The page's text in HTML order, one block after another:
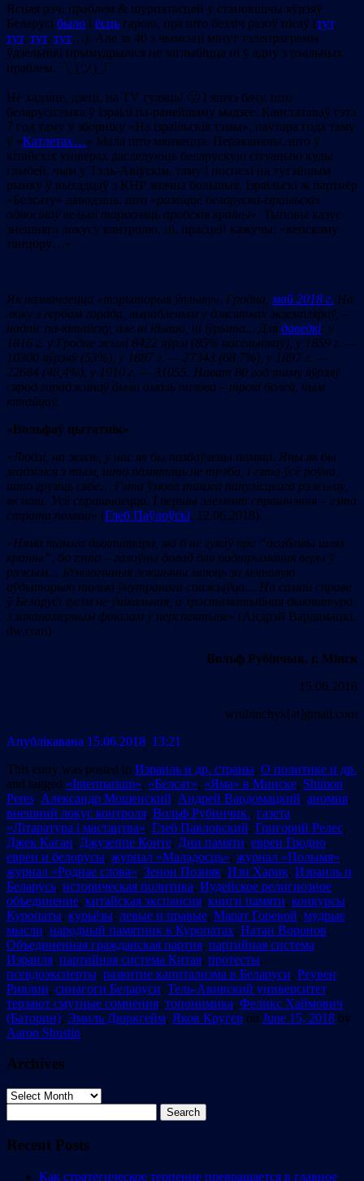
Ясная рэч, праблем & шурпатасцей у становішчы яўрэяў
Беларусі было і ёсць гарою, пра што безліч разоў пісаў (тут,
тут, тут, тут…). Але за 40 з чымсьці мінут тэлепраграмы
ўдзельнікі прымудрыліся не заглыбіцца ні ў адну з рэальных
праблем. ¯\_(ツ)_/¯
Не хадзіце, дзеці, на ТV гуляць! 🙂 І яшчэ бачу, што
беларусістыка ў Ізраілі па-ранейшаму мадзее. Канстатаваў гэта
7 год таму ў зборніку «На ізраільскія тэмы», паўтара года таму
ў «Катлетах…» Мала што мяняецца. Перакананы, што ў
кітайскіх універах даследуюць беларускую сітуацыю куды
глыбей, чым у Тэль-Авіўскім, таму і поспехі на тутэйшым
рынку ў выхадцаў з КНР значна большыя. Ізраільскі ж партнёр
«Белсату» даводзіць, што «развіццё беларуска-ізраільскіх
адносінаў вельмі тармозяць арабскія краіны». Тыповы казус
знешняга локусу кантролю, ці, прасцей кажучы: «кепскаму
танцору…»
Як пазначаецца «тэрыторыя ўплыву». Гродна, май 2018 г. На
люку з гербам горада вырабленым у дзясятках экземпляраў, –
надпіс па-кітайску, але ні ідыша, ні іўрыта... Для даведкі: у
1816 г. у Гродне жылі 8422 яўрэі (85% насельнікаў), у 1859 г. —
10300 яўрэяў (53%), у 1887 г. — 27343 (68,7%), у 1897 г. —
22684 (48,4%), у 1910 г. — 31055. Нават 80 год таму яўрэяў
сярод гараджанаў была амаль палова – трохі болей, чым
кітайцаў.
«Вольфаў цытатнік»
«Людзі , на жаль, у нас як бы пазбаўлены памяці. Яны як бы
згадзіліся з тым, што памятаць не трэба, і гэта ўсё роўна,
што грузіць сябе… Гэта ўмова такога папулісцкага рэжыму,
як наш. Усё спрашчаецца. І першы элемент спрашчэння – гэта
страта памяці» (Глеб Паўлоўскі, 12.06.2018).
«Няма такога дыктатара, які б не гукаў пра “асаблівы шлях
краіны”, бо гэта – галоўны довад для падтрымання веры ў
рэжым… Ідэялагічныя локшыны маюць за мэтавую
аўдыторыю толькі ўнутранага спажыўца… На самай справе
ў Беларусі зусім не ўнікальная, а хрэстаматыйная дыктатура
з заканамерным фіналам у перспектыве» (Андрэй Вардамацкі,
dw.com)
Вольф Рубінчык, г. Мінск
15.06.2018
wrubinchyk[at]gmail.com
Апублiкавана 15.06.2018 13:21
This entry was posted in Израиль и др. страны, О политике и др.
and tagged «Intermarium», «Белсат», «Яма» в Минске, Shimon
Peres, Александр Мошенский, Андрей Вардомацкий, аномия,
внешний локус контроля, Вольф Рубинчик., газета
«Літаратура і мастацтва», Глеб Павловский, Григорий Релес,
Джек Каган, Джузеппе Конте, Дни памяти, евреи Гродно,
евреи и белорусы, журнал «Маладосць», журнал «Полымя»,
журнал «Роднае слова», Зенон Позняк, Изи Харик, Израиль и
Беларусь, историческая политика, Иудейское религиозное
объединение, китайская экспансия, книги памяти, конкурсы,
Куропаты, курьёзы, левые и правые, Марат Горевой, мудрые
мысли, народный памятник в Куропатах, Натан Воронов,
Объединенная гражданская партия, партийная система
Израиля, партийная система Китая, протесты,
псевдоэксперты, развитие капитализма в Беларуси, Реувен
Ривлин, синагоги Беларуси, Тель-Авивский университет,
терзают смутные сомнения, топонимика, Феликс Хаймович
(Баторин), Эмиль Дюркгейм, Яков Кругер on June 15, 2018 by
Aaron Shustin.
Archives
Archives
for:
Recent Posts
Как стратегическое терпение превращается в главное